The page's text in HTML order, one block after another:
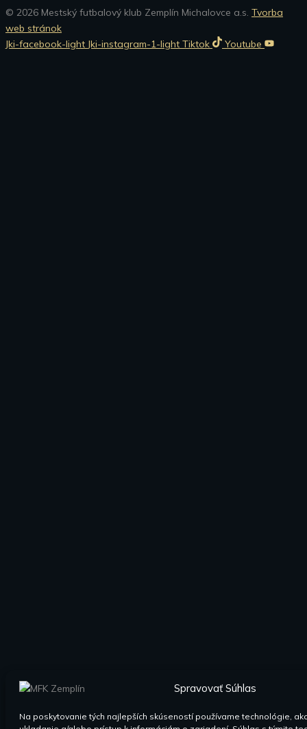
Spravovať Súhlas
Na poskytovanie tých najlepších skúseností používame technológie,
© 2026 Mestský futbalový klub Zemplín Michalovce a.s. Tvorba
web stránok
Jki-facebook-light Jki-instagram-1-light Tiktok Youtube